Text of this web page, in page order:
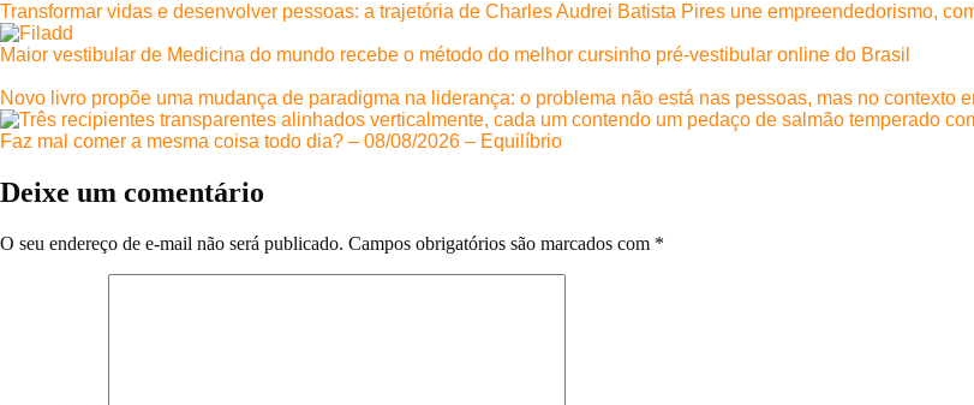
Transformar vidas e desenvolver pessoas: a trajetória de Charles Audrei Batista Pires une empreendedorismo,
Maior vestibular de Medicina do mundo recebe o método do melhor cursinho pré-vestibular online do Brasil
Novo livro propõe uma mudança de paradigma na liderança: o problema não está nas pessoas, mas no contexto
Faz mal comer a mesma coisa todo dia? – 08/08/2026 – Equilíbrio
Deixe um comentário
O seu endereço de e-mail não será publicado. Campos obrigatórios são marcados com *